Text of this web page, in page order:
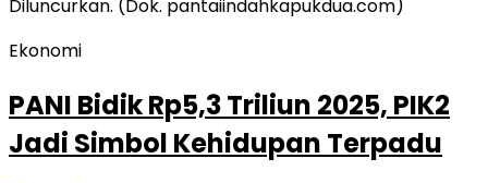
Ekonomi
PANI Bidik Rp5,3 Triliun 2025, PIK2
Jadi Simbol Kehidupan Terpadu